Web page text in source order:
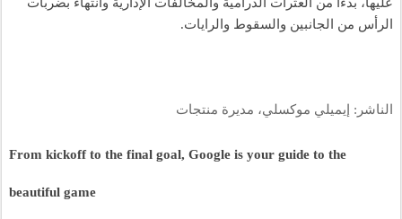
الرأس من الجانبين والسقوط والرايات.
الناشر: إيميلي موكسلي، مديرة منتجات
From kickoff to the final goal, Google is your guide to the
beautiful game